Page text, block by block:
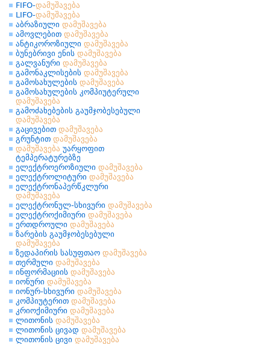
FIFO-დამუშავება
LIFO-დამუშავება
აბრაზიული დამუშავება
ამოვლებით დამუშავება
ანტიკოროზიული დამუშავება
ბუნებრივი ენის დამუშავება
გალვანური დამუშავება
გამონაკლისების დამუშავება
გამოსახულების დამუშავება
გამოსახულების კომპიუტერული
დამუშავება
გამოძახებების გაუმჯობესებული
დამუშავება
გაცივებით დამუშავება
გრუნტით დამუშავება
დამუშავება უარყოფით
ტემპერატურებზე
ელექტროეროზიული დამუშავება
ელექტროლიტური დამუშავება
ელექტრონაპერწკლური
დამუშავება
ელექტრონულ-სხივური დამუშავება
ელექტროქიმიური დამუშავება
ერთდროული დამუშავება
ზარების გაუმჯობესებული
დამუშავება
ზედაპირის სასუფთაო დამუშავება
თერმული დამუშავება
ინფორმაციის დამუშავება
იონური დამუშავება
იონურ-სხივური დამუშავება
კომპიუტერით დამუშავება
კრიოქიმიური დამუშავება
ლითონის დამუშავება
ლითონის ცივად დამუშავება
ლითონის ცივი დამუშავება